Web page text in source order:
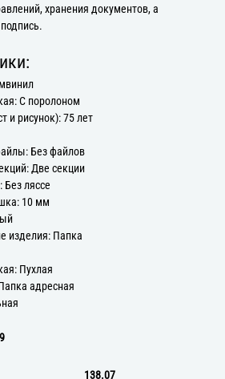
хранения документов, а
С поролоном
и рисунок): 75 лет
Без файлов
Две секции
Без ляссе
10 мм
изделия: Папка
Пухлая
адресная
138.07